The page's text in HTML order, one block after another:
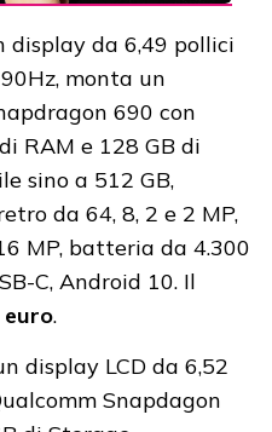
display da 6,49 pollici
monta un
690 con
RAM e 128 GB di
sino a 512 GB,
da 64, 8, 2 e 2 MP,
MP, batteria da 4.300
C, Android 10. Il
.
display LCD da 6,52
Snapdagon